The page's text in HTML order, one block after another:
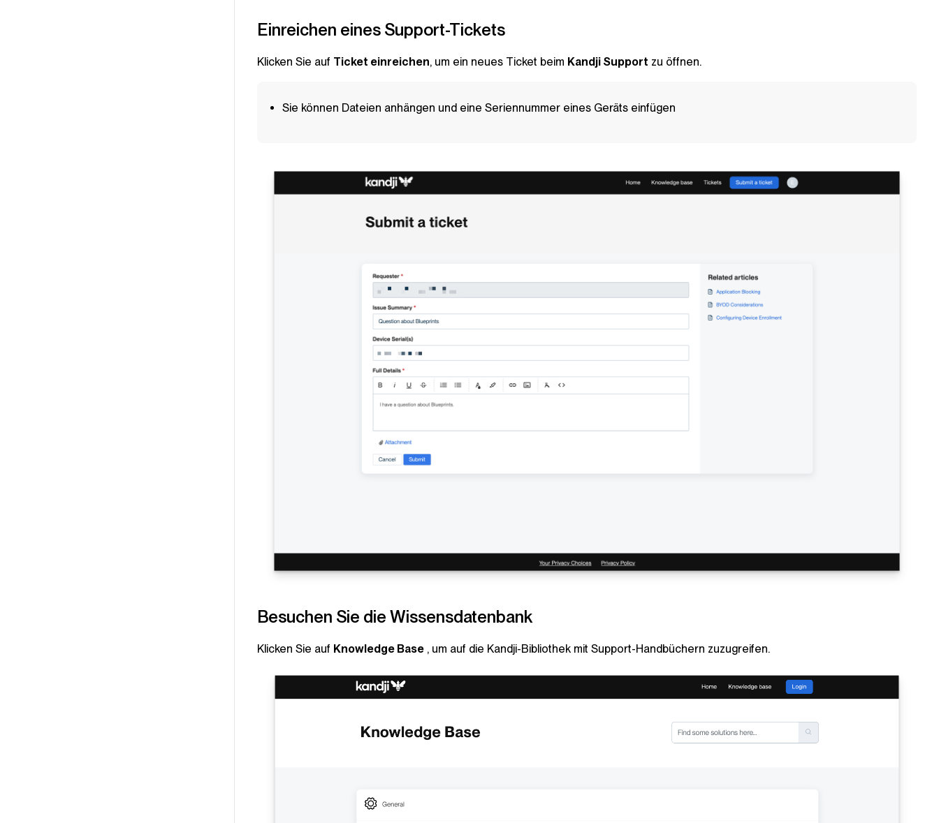
Einreichen eines Support-Tickets
Klicken Sie auf Ticket einreichen, um ein neues Ticket beim Kandji Support zu öffnen.
Sie können Dateien anhängen und eine Seriennummer eines Geräts einfügen
Besuchen Sie die Wissensdatenbank
Klicken Sie auf Knowledge Base , um auf die Kandji-Bibliothek mit Support-Handbüchern zuzugreifen.